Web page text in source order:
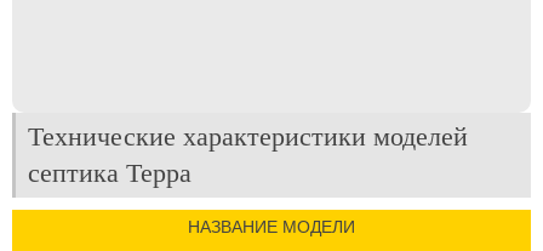
Технические характеристики моделей
септика Терра
НАЗВАНИЕ МОДЕЛИ